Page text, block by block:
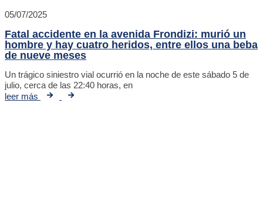
05/07/2025
Fatal accidente en la avenida Frondizi: murió un
hombre y hay cuatro heridos, entre ellos una beba
de nueve meses
Un trágico siniestro vial ocurrió en la noche de este sábado 5 de
julio, cerca de las 22:40 horas, en
leer más